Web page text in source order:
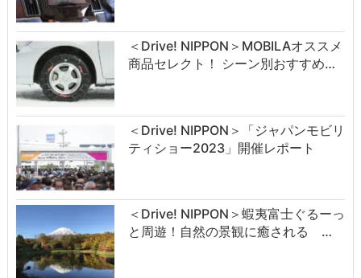
＜Drive! NIPPON＞MOBILAオススメ
商品セレクト！ シーン別おすすめ…
＜Drive! NIPPON＞「ジャパンモビリ
ティショー2023」開催レポート
＜Drive! NIPPON＞蝦夷富士ぐるーっ
と周遊！自然の景観に癒される …